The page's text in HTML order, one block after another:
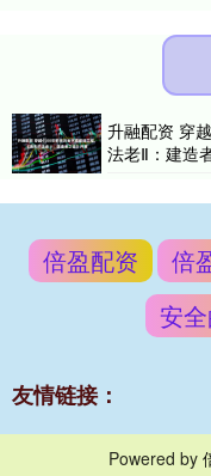
升融配资 穿
法老Ⅱ：建造
倍盈配资 倍
安
友情链接：
Powered by